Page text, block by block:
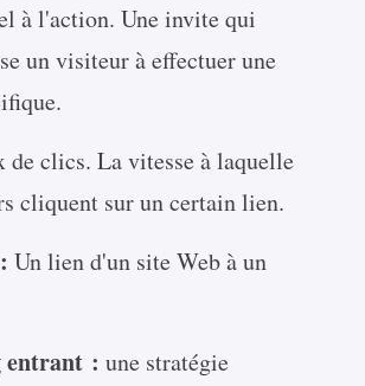
à l'action. Une invite qui
un visiteur à effectuer une
de clics. La vitesse à laquelle
cliquent sur un certain lien.
Un lien d'un site Web à un
: une stratégie